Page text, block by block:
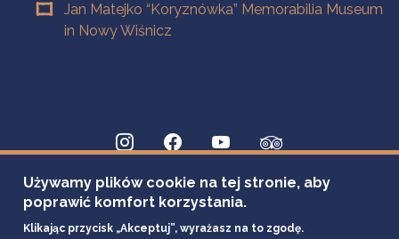
Jan Matejko “Koryznówka” Memorabilia Museum
in Nowy Wiśnicz
Używamy plików cookie na tej stronie, aby
poprawić komfort korzystania.
Klikając przycisk „Akceptuj”, wyrażasz na to zgodę.